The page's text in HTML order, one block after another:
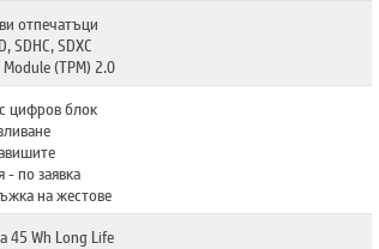
отпечатъци
SDHC, SDXC
(TPM) 2.0
цифров блок
- по заявка
на жестове
45 Wh Long Life